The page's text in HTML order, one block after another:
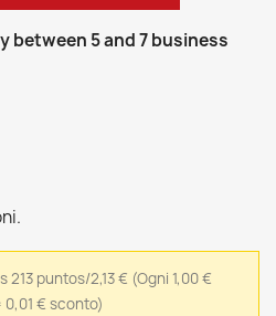
between 5 and 7 business
213 puntos/2,13 € (Ogni 1,00 €
0,01 € sconto)